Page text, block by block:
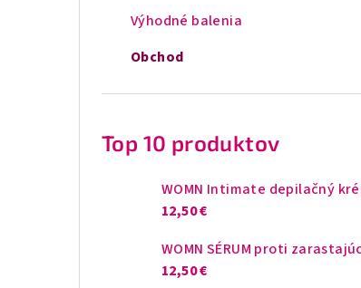
Výhodné balenia
Obchod
Top 10 produktov
12,50 €
12,50 €